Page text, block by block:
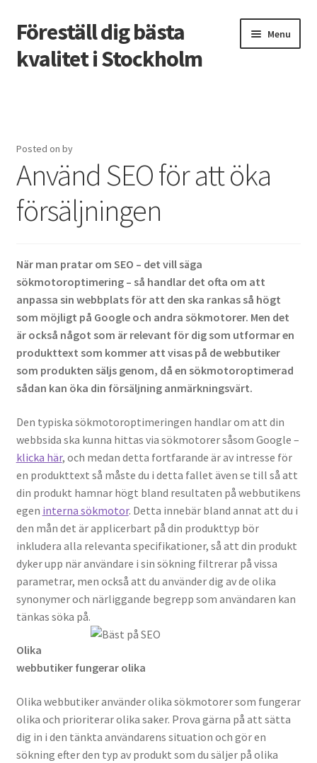
Skip
to
navigation
Skip
to
content
Föreställ dig bästa
kvalitet i Stockholm
Menu
Att lägga golv själv
Avdrag vid badrumsrenovering
Populära köksstilar att överväga vid köksrenovering
Tandblekning med aktivt kol
Tänk på detta när du ska anlita rörläggare
Posted on by
Använd SEO för att öka
försäljningen
När man pratar om SEO – det vill säga
sökmotoroptimering – så handlar det ofta om att
anpassa sin webbplats för att den ska rankas så högt
som möjligt på Google och andra sökmotorer. Men det
är också något som är relevant för dig som utformar en
produkttext som kommer att visas på de webbutiker
som produkten säljs genom, då en sökmotoroptimerad
sådan kan öka din försäljning anmärkningsvärt.
Den typiska sökmotoroptimeringen handlar om att din
webbsida ska kunna hittas via sökmotorer såsom Google –
klicka här, och medan detta fortfarande är av intresse för
en produkttext så måste du i detta fallet även se till så att
din produkt hamnar högt bland resultaten på webbutikens
egen interna sökmotor. Detta innebär bland annat att du i
den mån det är applicerbart på din produkttyp bör
inkludera alla relevanta specifikationer, så att din produkt
dyker upp när användare i sin sökning filtrerar på vissa
parametrar, men också att du använder dig av de olika
synonymer och närliggande begrepp som användaren kan
tänkas söka på.
Olika
webbutiker fungerar olika
Olika webbutiker använder olika sökmotorer som fungerar
olika och prioriterar olika saker. Prova gärna på att sätta
dig in i den tänkta användarens situation och gör en
sökning efter den typ av produkt som du säljer på olika